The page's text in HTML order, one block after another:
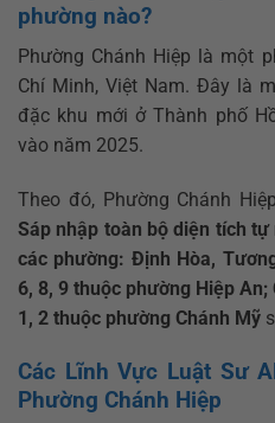
phường nào?
Phường Chánh Hiệp là một
Chí Minh, Việt Nam. Đây là
đặc khu mới ở Thành phố
vào năm 2025.
Theo đó, Phường Chánh
Sáp nhập toàn bộ diện tích
các phường: Định Hòa,
6, 8, 9 thuộc phường Hiệp
1, 2 thuộc phường Chánh Mỹ
Các Lĩnh Vực Luật Sư
Phường Chánh Hiệp